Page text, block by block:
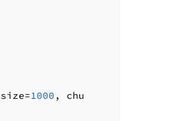
1000 , chunk_overlap=